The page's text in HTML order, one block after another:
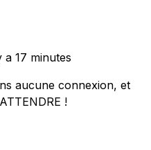
a 17 minutes
aucune connexion, et
!